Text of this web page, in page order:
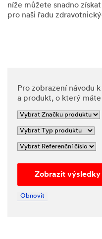
níže můžete snadno
pro naši řadu
Pro zobrazení návodu
a produkt, o který máte
Zobrazit výsledky
Obnovit